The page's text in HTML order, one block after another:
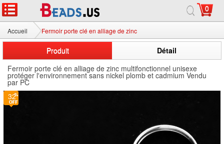
0
Accueil Fermoir porte clé en alliage de zinc
Produit
Détail
Fermoir porte clé en alliage de zinc multifonctionnel unisexe
protéger l'environnement sans nickel plomb et cadmium Vendu
par PC
32